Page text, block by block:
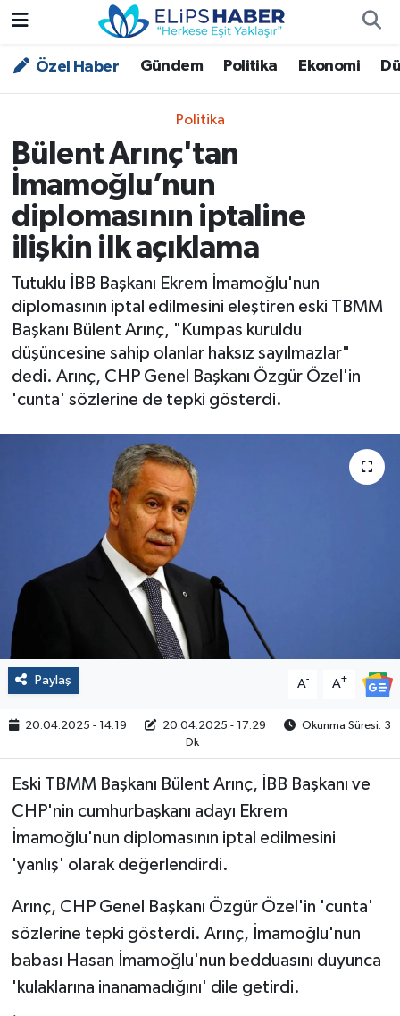
Özel Haber Gündem Politika Ekonomi
Politika
Bülent Arınç'tan
İmamoğlu’nun
diplomasının iptaline
ilişkin ilk açıklama
Tutuklu İBB Başkanı Ekrem İmamoğlu'nun
diplomasının iptal edilmesini eleştiren eski TBMM
Başkanı Bülent Arınç, "Kumpas kuruldu
düşüncesine sahip olanlar haksız sayılmazlar"
dedi. Arınç, CHP Genel Başkanı Özgür Özel'in
'cunta' sözlerine de tepki gösterdi.
Paylaş A- A+
20.04.2025 - 14:19 20.04.2025 - 17:29
Okunma Süresi: 3
Dk
Eski TBMM Başkanı Bülent Arınç, İBB Başkanı ve
CHP'nin cumhurbaşkanı adayı Ekrem
İmamoğlu'nun diplomasının iptal edilmesini
'yanlış' olarak değerlendirdi.
Arınç, CHP Genel Başkanı Özgür Özel'in 'cunta'
sözlerine tepki gösterdi. Arınç, İmamoğlu'nun
babası Hasan İmamoğlu'nun bedduasını duyunca
'kulaklarına inanamadığını' dile getirdi.
Özel Haber
Asayiş
Bilim - Teknoloji
Çevre - İklim
Magazin
Politika
Yaşam
Çalışma Hayatı
Kadın
Nöbetçi Eczaneler
Trafik Durumu
Süper Lig Puan Durumu ve Fikstür
Tüm Manşetler
Son Dakika Haberleri